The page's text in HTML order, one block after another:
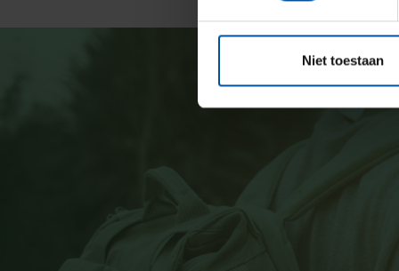
Niet toestaan